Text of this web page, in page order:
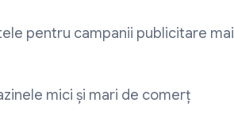
pentru campanii publicitare mai
mici și mari de comerț